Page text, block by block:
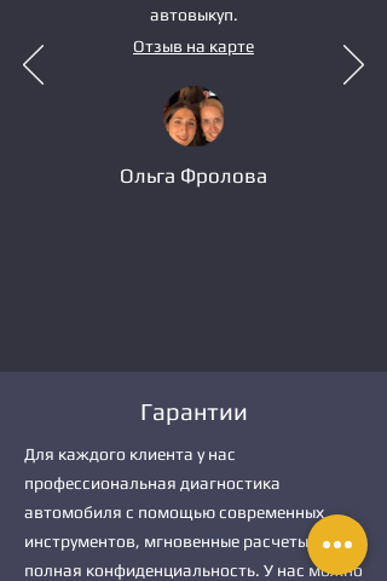
автовыкуп.
Отзыв на карте
Ольга Фролова
Гарантии
Для каждого клиента у нас
профессиональная диагностика
автомобиля с помощью современных
инструментов, мгновенные расчеты и
полная конфиденциальность. У нас можно